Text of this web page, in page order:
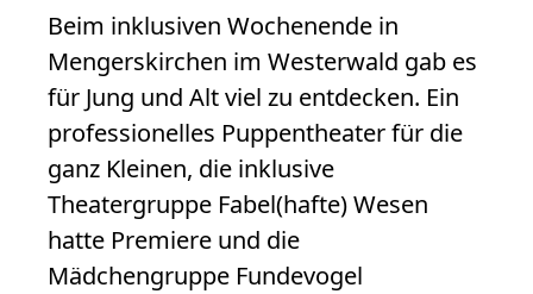
Beim inklusiven Wochenende in
Mengerskirchen im Westerwald gab es
für Jung und Alt viel zu entdecken. Ein
professionelles Puppentheater für die
ganz Kleinen, die inklusive
Theatergruppe Fabel(hafte) Wesen
hatte Premiere und die
Mädchengruppe Fundevogel